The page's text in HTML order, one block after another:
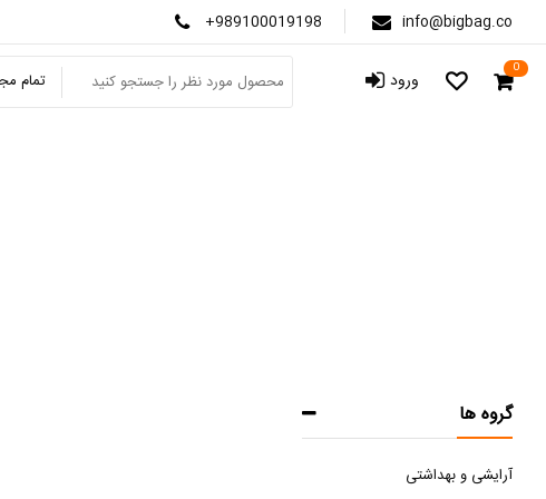
+989100019198 info@bigbag.co
تمام ورود 0
گروه ها
آرایشی و بهداشتی